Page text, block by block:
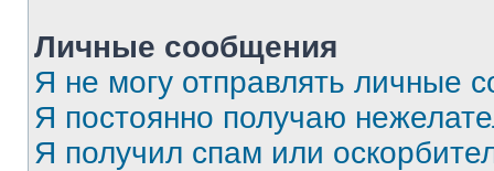
Личные сообщения
Я не могу отправлять личные
Я постоянно получаю
Я получил спам или